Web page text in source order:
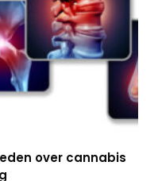
over cannabis